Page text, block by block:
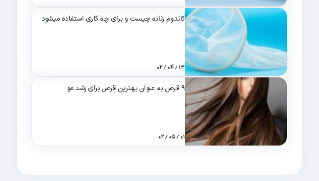
کاندوم زنانه چیست و برای چه کاری استفاده میشود
۱۳ / ۰۴ / ۰۲
۹ قرص به عنوان بهترین قرص برای رشد مو
۰۱ / ۰۵ / ۰۲